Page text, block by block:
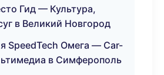
Гид — Культура,
в Великий Новгород
SpeedTech Омега — Car-
в Симферополь